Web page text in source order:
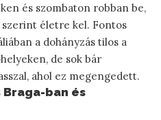
és szombaton robban be,
életre kel. Fontos
a dohányzás tilos a
de sok bár
ahol ez megengedett.
Braga-ban és